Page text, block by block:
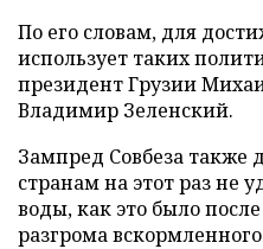
По его словам, для
использует таких
президент Грузии
Владимир Зеленский.
Зампред Совбеза также
странам на этот раз не
воды, как это было
разгрома